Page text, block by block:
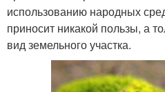
использованию народных
приносит никакой пользы, а
вид земельного участка.